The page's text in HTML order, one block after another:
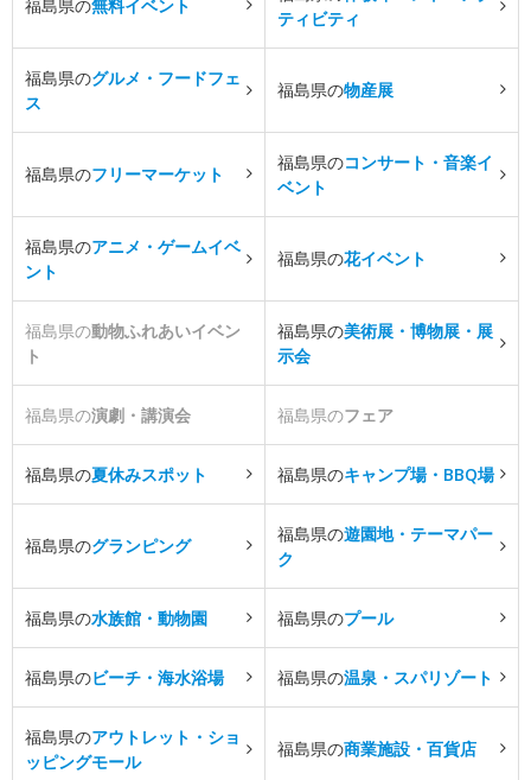
福島県の無料イベント
ティビティ
福島県のグルメ・フードフェ
ス
福島県の物産展
福島県のフリーマーケット
福島県のコンサート・音楽イ
ベント
福島県のアニメ・ゲームイベ
ント
福島県の花イベント
福島県の動物ふれあいイベン
ト
福島県の美術展・博物展・展
示会
福島県の演劇・講演会 福島県のフェア
福島県の夏休みスポット 福島県のキャンプ場・BBQ場
福島県のグランピング
福島県の遊園地・テーマパー
ク
福島県の水族館・動物園 福島県のプール
福島県のビーチ・海水浴場 福島県の温泉・スパリゾート
福島県のアウトレット・ショ
ッピングモール
福島県の商業施設・百貨店